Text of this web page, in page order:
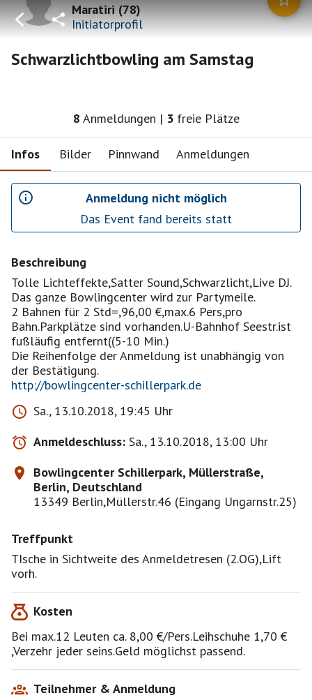
Maratiri(78)
Initiatorprofil
Schwarzlichtbowling am Samstag
8 Anmeldungen | 3 freie Plätze
Infos Bilder Pinnwand Anmeldungen
Anmeldung nicht möglich
Das Event fand bereits statt
Beschreibung
Tolle Lichteffekte,Satter Sound,Schwarzlicht,Live DJ.
Das ganze Bowlingcenter wird zur Partymeile.
2 Bahnen für 2 Std=,96,00 €,max.6 Pers,pro
Bahn.Parkplätze sind vorhanden.U-Bahnhof Seestr.ist
fußläufig entfernt((5-10 Min.)
Die Reihenfolge der Anmeldung ist unabhängig von
http://bowlingcenter-schillerpark.de
Sa., 13.10.2018, 19:45 Uhr
Anmeldeschluss: Sa., 13.10.2018, 13:00 Uhr
Bowlingcenter Schillerpark, Müllerstraße,
Berlin, Deutschland
13349 Berlin,Müllerstr.46 (Eingang Ungarnstr.25)
Treffpunkt
TIsche in Sichtweite des Anmeldetresen (2.OG),Lift
vorh.
Kosten
Bei max.12 Leuten ca. 8,00 €/Pers.Leihschuhe 1,70 €
,Verzehr jeder seins.Geld möglichst passend.
Teilnehmer & Anmeldung